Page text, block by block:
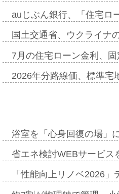
auじぶん銀行、「住宅ロ
国土交通省、ウクライナ
7月の住宅ローン金利、
2026年分路線価、標準
浴室を「心身回復の場」
省エネ検討WEBサービ
「性能向上リノベ2026